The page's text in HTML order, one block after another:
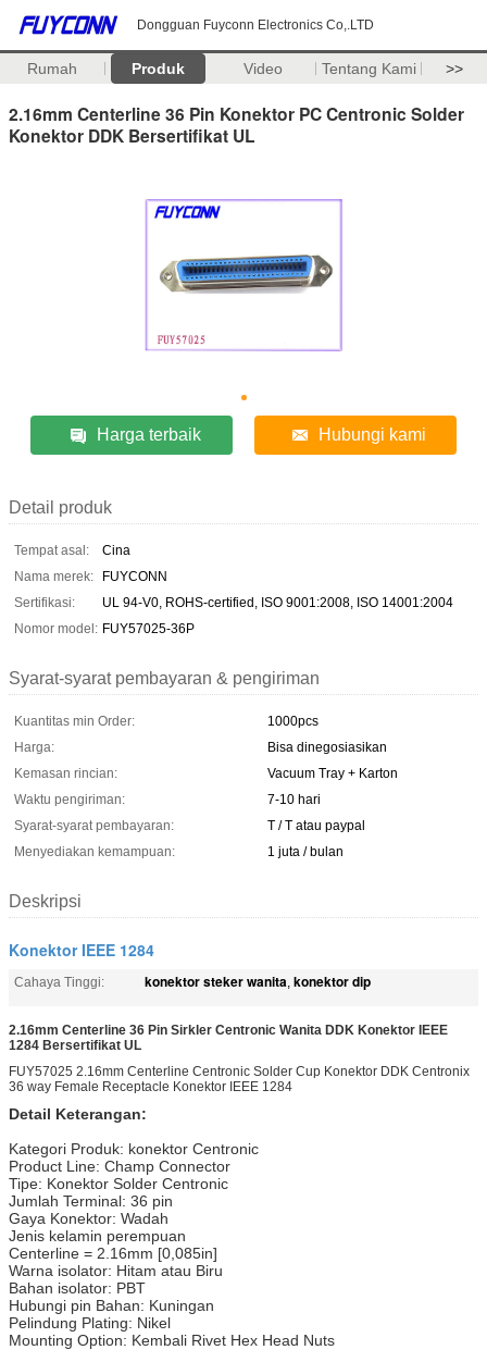
Dongguan Fuyconn Electronics Co,.LTD
Rumah Produk Video Tentang Kami >>
2.16mm Centerline 36 Pin Konektor PC Centronic Solder
Konektor DDK Bersertifikat UL
Harga terbaik Hubungi kami
Detail produk
Tempat asal:
Cina
Nama merek:
FUYCONN
Sertifikasi:
UL 94-V0, ROHS-certified, ISO 9001:2008, ISO 14001:2004
Nomor model: FUY57025-36P
Syarat-syarat pembayaran & pengiriman
Kuantitas min Order:
1000pcs
Harga:
Bisa dinegosiasikan
Kemasan rincian:
Vacuum Tray + Karton
Waktu pengiriman:
7-10 hari
Syarat-syarat pembayaran:
T / T atau paypal
Menyediakan kemampuan:
1 juta / bulan
Deskripsi
Konektor IEEE 1284
Cahaya Tinggi: konektor steker wanita, konektor dip
2.16mm Centerline 36 Pin Sirkler Centronic Wanita DDK Konektor IEEE
1284 Bersertifikat UL
FUY57025 2.16mm Centerline Centronic Solder Cup Konektor DDK Centronix
36 way Female Receptacle Konektor IEEE 1284
Detail Keterangan:
Kategori Produk: konektor Centronic
Product Line: Champ Connector
Tipe: Konektor Solder Centronic
Jumlah Terminal: 36 pin
Gaya Konektor: Wadah
Jenis kelamin perempuan
Centerline = 2.16mm [0,085in]
Warna isolator: Hitam atau Biru
Bahan isolator: PBT
Hubungi pin Bahan: Kuningan
Pelindung Plating: Nikel
Mounting Option: Kembali Rivet Hex Head Nuts